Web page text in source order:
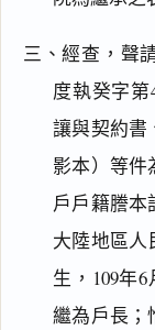
三、經查，聲
度執癸字
讓與契約書
影本）等件
戶戶籍謄本
大陸地區人
生，109年
繼為戶長；